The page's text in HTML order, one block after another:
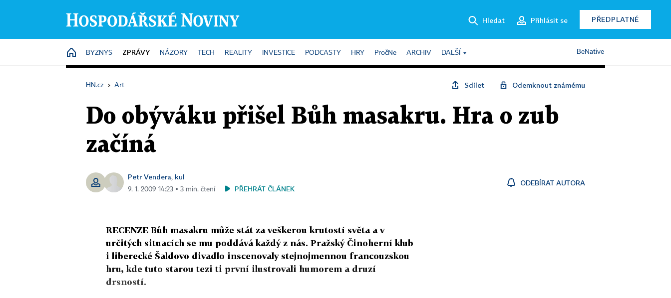
Hledat Přihlásit se PŘEDPLATNÉ
HOME
BYZNYS ZPRÁVY NÁZORY TECH REALITY INVESTICE PODCASTY HRY PročNe ARCHIV DALŠÍ BeNative
HN.cz › Art Sdílet Odemknout známému
Do obýváku přišel Bůh masakru. Hra o zub
začíná
Petr Vendera, kul
9. 1. 2009 14:23 ▪ 3 min. čtení PŘEHRÁT ČLÁNEK
ODEBÍRAT AUTORA
RECENZE Bůh masakru může stát za veškerou krutostí světa a v
určitých situacích se mu poddává každý z nás. Pražský Činoherní klub
i liberecké Šaldovo divadlo inscenovaly stejnojmennou francouzskou
hru, kde tuto starou tezi ti první ilustrovali humorem a druzí
drsností.